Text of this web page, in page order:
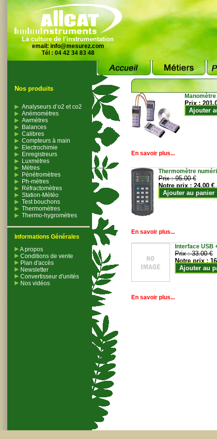
La culture de l'instrumentation
email: info@mesurez.com
Tél : 04 42 34 83 48
Nos produits
Analyseurs d’o2 et co2
Anémomètres
Awmètres
Balances
Calibres
Compteurs à main
Electrochimie
Enregistreurs
Luxmètres
Mètres
Pénétromètres
Ph-mètres
Réfractomètres
Station-Météo
Test bouchons
Thermomètres
Thermo-hygromètres
Informations Générales
A propos
Conditions de vente
Plan d'accès
Newsletter
Convertisseur d'unités
Nos vidéos
Prix :
Ajouter
En savoir plus...
Thermomètre
Prix :95.00 €
Notre prix :24.00 €
Ajouter au panier
En savoir plus...
Interface USB
Prix :33.00 €
Notre prix :
Ajouter au
En savoir plus...